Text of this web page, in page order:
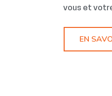
vous et
EN